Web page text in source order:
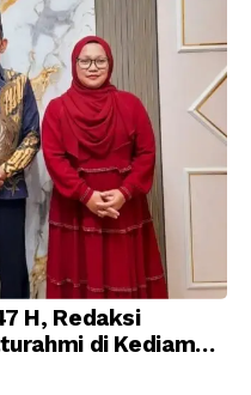
H, Redaksi
di Kediaman